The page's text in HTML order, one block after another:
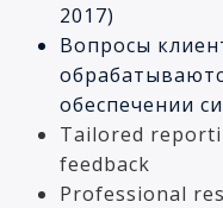
2017)
Вопросы
обеспечении
Tailored
feedback
Professional